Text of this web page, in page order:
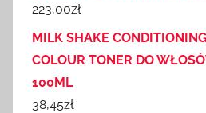
223,00zł
MILK SHAKE
COLOUR TONER DO
100ML
38,45zł